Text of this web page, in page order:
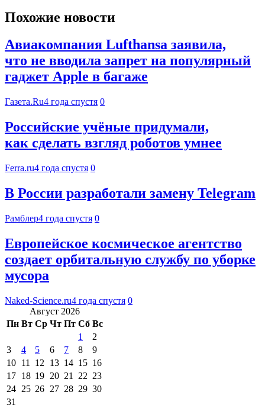
Похожие новости
Авиакомпания Lufthansa заявила,
что не вводила запрет на популярный
гаджет Apple в багаже
Газета.Ru4 года спустя 0
Российские учёные придумали,
как сделать взгляд роботов умнее
Ferra.ru4 года спустя 0
В России разработали замену Telegram
Рамблер4 года спустя 0
Европейское космическое агентство
создает орбитальную службу по уборке
мусора
Naked-Science.ru4 года спустя 0
Август 2026
Пн Вт Ср Чт Пт Сб Вс
1
2
3
4 5 6 7 8
9
10 11 12 13 14 15 16
17 18 19 20 21 22 23
24 25 26 27 28 29 30
31